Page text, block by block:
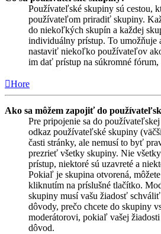
Používateľské skupiny sú cestou,
používateľom priradiť skupiny.
do niekoľkých skupín a každej
individuálny prístup. To umožňuje
nastaviť niekoľko používateľov
im dať prístup na súkromné fórum,
Hore
Ako sa môžem zapojiť do
Pre pripojenie sa do
odkaz používateľské skupiny
časti stránky, ale nemusí to byť
prezrieť všetky skupiny. Nie
prístup, niektoré sú uzavreté a
Pokiaľ je skupina otvorená,
kliknutím na príslušné tlačítko.
skupiny musí vašu žiadosť
dôvody, prečo chcete do skupiny
moderátorovi, pokiaľ vašej
dôvod.